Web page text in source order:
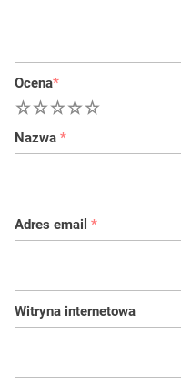
Ocena*
5
4
3
2
Nazwa *
Adres email *
Witryna internetowa